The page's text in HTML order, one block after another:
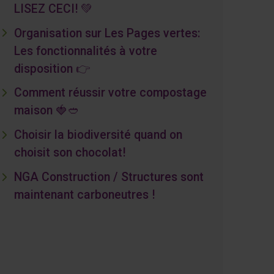
LISEZ CECI! 💚
Organisation sur Les Pages vertes:
Les fonctionnalités à votre
disposition 👉
Comment réussir votre compostage
maison 🍓🥙
Choisir la biodiversité quand on
choisit son chocolat!
NGA Construction / Structures sont
maintenant carboneutres !